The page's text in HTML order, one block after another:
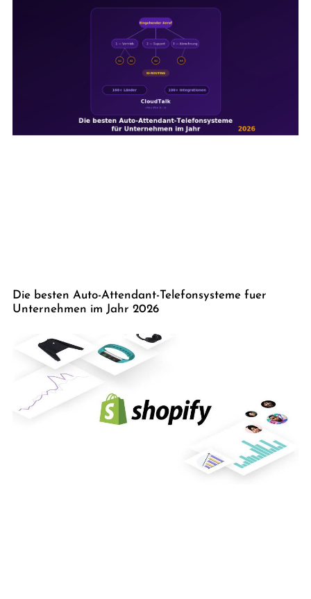
Die besten Auto-Attendant-Telefonsysteme fuer
Unternehmen im Jahr 2026